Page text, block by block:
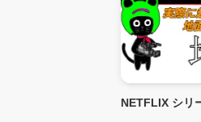
NETFLIX シリ